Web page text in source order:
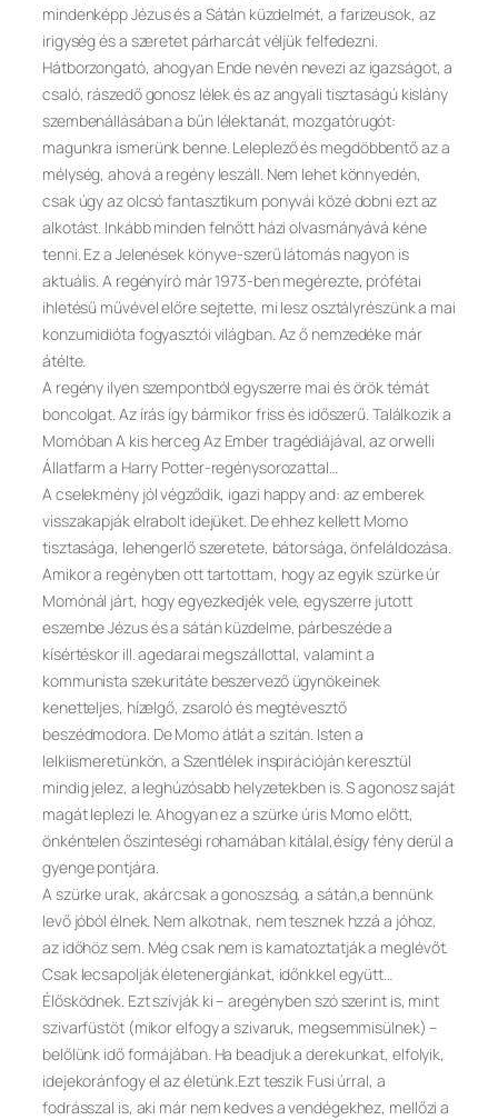
mindenképp Jézus és a Sátán küzdelmét, a farizeusok, az
irigység és a szeretet párharcát véljük felfedezni.
Hátborzongató, ahogyan Ende nevén nevezi az igazságot, a
csaló, rászedő gonosz lélek és az angyali tisztaságú kislány
szembenállásában a bűn lélektanát, mozgatórugót:
magunkra ismerünk benne. Leleplező és megdöbbentő az a
mélység, ahová a regény leszáll. Nem lehet könnyedén,
csak úgy az olcsó fantasztikum ponyvái közé dobni ezt az
alkotást. Inkább minden felnőtt házi olvasmányává kéne
tenni. Ez a Jelenések könyve-szerű látomás nagyon is
aktuális. A regényíró már 1973-ben megérezte, prófétai
ihletésű művével előre sejtette, mi lesz osztályrészünk a mai
konzumidióta fogyasztói világban. Az ő nemzedéke már
átélte.
A regény ilyen szempontból egyszerre mai és örök témát
boncolgat. Az írás így bármikor friss és időszerű. Találkozik a
Momóban A kis herceg Az Ember tragédiájával, az orwelli
Állatfarm a Harry Potter-regénysorozattal…
A cselekmény jól végződik, igazi happy and: az emberek
visszakapják elrabolt idejüket. De ehhez kellett Momo
tisztasága, lehengerlő szeretete, bátorsága, önfeláldozása.
Amikor a regényben ott tartottam, hogy az egyik szürke úr
Momónál járt, hogy egyezkedjék vele, egyszerre jutott
eszembe Jézus és a sátán küzdelme, párbeszéde a
kísértéskor ill. agedarai megszállottal, valamint a
kommunista szekuritáte beszervező ügynökeinek
kenetteljes, hízelgő, zsaroló és megtévesztő
beszédmodora. De Momo átlát a szitán. Isten a
lelkiismeretünkön, a Szentlélek inspirációján keresztül
mindig jelez, a leghúzósabb helyzetekben is. S agonosz saját
magát leplezi le. Ahogyan ez a szürke úris Momo előtt,
önkéntelen őszinteségi rohamában kitálal,ésígy fény derül a
gyenge pontjára.
A szürke urak, akárcsak a gonoszság, a sátán,a bennünk
levő jóból élnek. Nem alkotnak, nem tesznek hzzá a jóhoz,
az időhöz sem. Még csak nem is kamatoztatják a meglévőt.
Csak lecsapolják életenergiánkat, időnkkel együtt…
Élősködnek. Ezt szívják ki – aregényben szó szerint is, mint
szivarfüstöt (mikor elfogy a szivaruk, megsemmisülnek) –
belőlünk idő formájában. Ha beadjuk a derekunkat, elfolyik,
idejekoránfogy el az életünk.Ezt teszik Fusi úrral, a
fodrásszal is, aki már nem kedves a vendégekhez, mellőzi a